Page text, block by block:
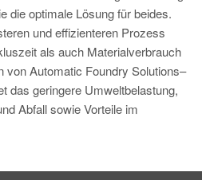
die optimale Lösung für beides.
und effizienteren Prozess
als auch Materialverbrauch
von Automatic Foundry Solutions–
das geringere Umweltbelastung,
Abfall sowie Vorteile im